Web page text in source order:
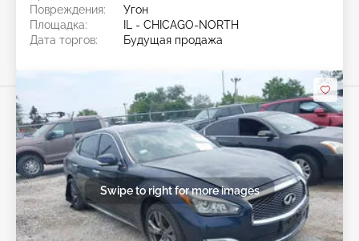
Повреждения:
Угон
Площадка:
IL - CHICAGO-NORTH
Дата торгов:
Будущая продажа
Swipe to right for more images